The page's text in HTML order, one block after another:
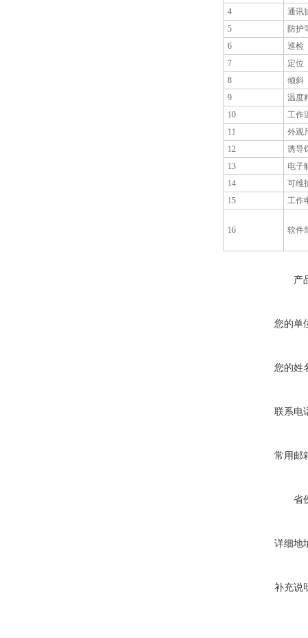
4
通讯
5
防护
6
巡检
7
定位
8
倾斜
9
温度
10
工作
11
外观
12
诱导
13
电子
14
可维
15
工作
16 软件
产
您的单
您的姓
联系电
常用邮
省
详细地
补充说